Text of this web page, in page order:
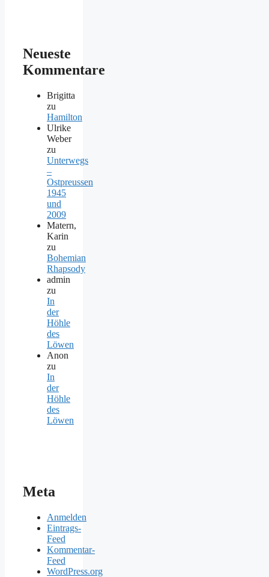
Neueste
Kommentare
Brigitta
zu
Hamilton
Ulrike
Weber
zu
Unterwegs
–
Ostpreussen
1945
und
2009
Matern,
Karin
zu
Bohemian
Rhapsody
admin
zu
In
der
Höhle
des
Löwen
Anon
zu
In
der
Höhle
des
Löwen
Meta
Anmelden
Eintrags-
Feed
Kommentar-
Feed
WordPress.org